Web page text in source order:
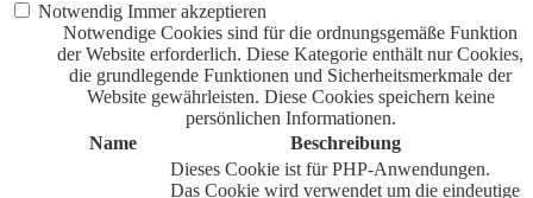
Notwendig Immer akzeptieren
Notwendige Cookies sind für die ordnungsgemäße Funktion
der Website erforderlich. Diese Kategorie enthält nur Cookies,
die grundlegende Funktionen und Sicherheitsmerkmale der
Website gewährleisten. Diese Cookies speichern keine
persönlichen Informationen.
Name
Beschreibung
Dieses Cookie ist für PHP-Anwendungen.
Das Cookie wird verwendet um die eindeutige